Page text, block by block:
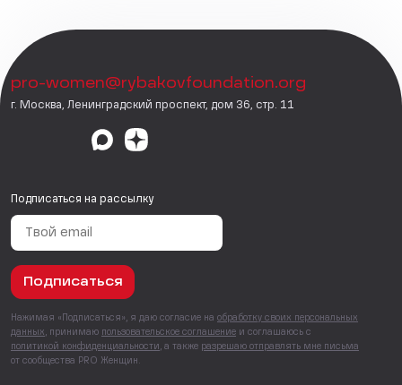
pro-women@rybakovfoundation.org
г. Москва, Ленинградский проспект, дом 36, стр. 11
Подписаться на рассылку
Подписаться
Нажимая «Подписаться», я даю согласие на обработку своих персональных
данных , принимаю пользовательское соглашение и соглашаюсь с
политикой конфиденциальности , а также разрешаю отправлять мне письма
от сообщества PRO Женщин.